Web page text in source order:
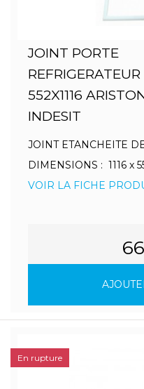
JOINT PORTE
REFRIGERATEUR
552X1116
INDESIT
JOINT ETANCHEITE
DIMENSIONS : 1116 x
VOIR LA FICHE
En rupture